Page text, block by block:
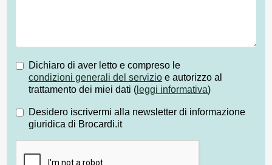
Dichiaro di aver letto e compreso le
condizioni generali del servizio e autorizzo al
trattamento dei miei dati ( leggi informativa)
Desidero iscrivermi alla newsletter di informazione
giuridica di Brocardi.it